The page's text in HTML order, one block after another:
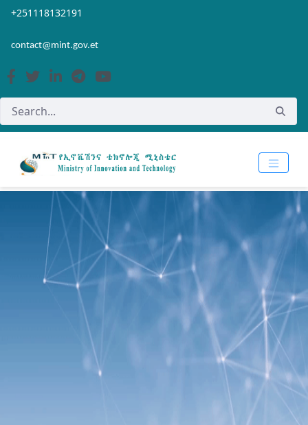
Skip to Main Content
Open Accessibility Menu
+251118132191
contact@mint.gov.et